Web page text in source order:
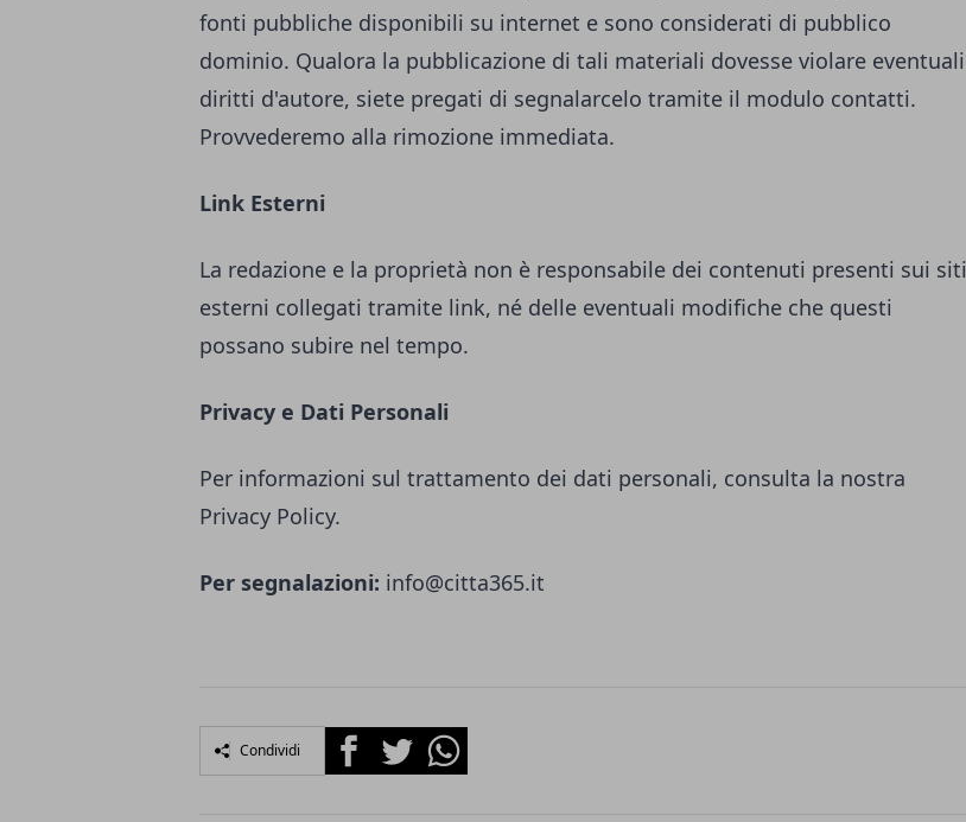
fonti pubbliche disponibili su internet e sono considerati di pubblico
dominio. Qualora la pubblicazione di tali materiali dovesse violare eventuali
diritti d'autore, siete pregati di segnalarcelo tramite il modulo contatti.
Provvederemo alla rimozione immediata.
Link Esterni
La redazione e la proprietà non è responsabile dei contenuti presenti sui siti
esterni collegati tramite link, né delle eventuali modifiche che questi
possano subire nel tempo.
Privacy e Dati Personali
Per informazioni sul trattamento dei dati personali, consulta la nostra
Privacy Policy.
Per segnalazioni: info@citta365.it
Condividi FacebookTwitterWhatsapp